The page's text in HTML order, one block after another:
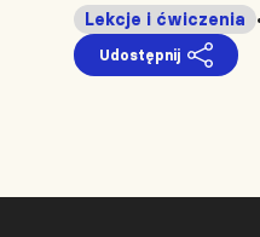
Lekcje i ćwiczenia
Udostępnij